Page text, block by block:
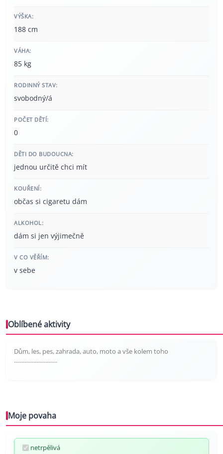
VÝŠKA:
188 cm
VÁHA:
85 kg
RODINNÝ STAV:
svobodný/á
POČET DĚTÍ:
0
DĚTI DO BUDOUCNA:
jednou určitě chci mít
KOUŘENÍ:
občas si cigaretu dám
ALKOHOL:
dám si jen výjimečně
V CO VĚŘÍM:
v sebe
Oblíbené aktivity
Dům, les, pes, zahrada, auto, moto a vše kolem toho
.............................
Moje povaha
netrpělivá